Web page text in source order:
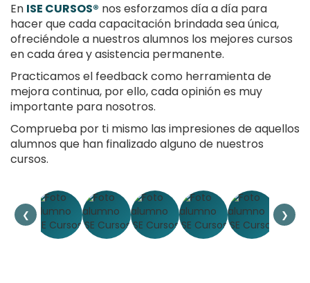
En ISE CURSOS® nos esforzamos día a día para
hacer que cada capacitación brindada sea única,
ofreciéndole a nuestros alumnos los mejores cursos
en cada área y asistencia permanente.
Practicamos el feedback como herramienta de
mejora continua, por ello, cada opinión es muy
importante para nosotros.
Comprueba por ti mismo las impresiones de aquellos
alumnos que han finalizado alguno de nuestros
cursos.
❮ ❯